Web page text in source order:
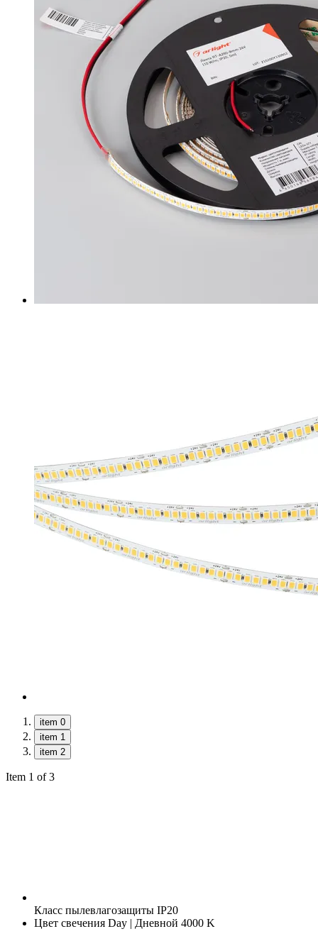
item 0
item 1
item 2
Item 1 of 3
Класс пылевлагозащиты IP20
Цвет свечения Day | Дневной 4000 K